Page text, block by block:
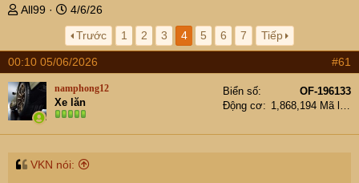
T
e
a
d
s
t
t
All99
N
g
à
y
g
ử
i
4/6/26
Trước
1 2 3 4 5 6 7 Tiếp
00:10 05/06/2026 #61
namphong12
Xe lăn
Biển số
OF-196133
Động cơ
1,868,194 Mã lực
VKN nói: